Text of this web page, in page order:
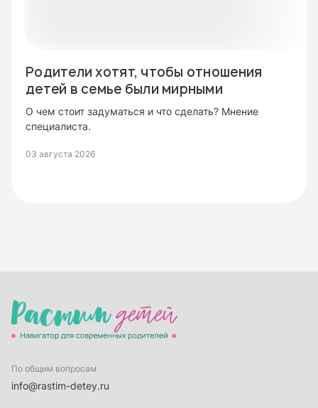
Родители хотят, чтобы отношения
детей в семье были мирными
О чем стоит задуматься и что сделать? Мнение
специалиста.
03 августа 2026
По общим вопросам
info@rastim-detey.ru